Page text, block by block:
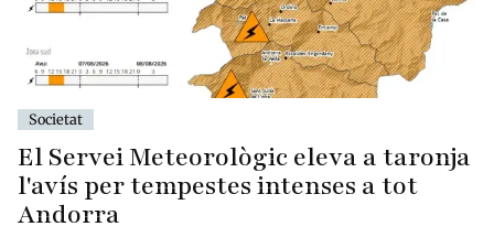
Societat
El Servei Meteorològic eleva a taronja
l'avís per tempestes intenses a tot
Andorra